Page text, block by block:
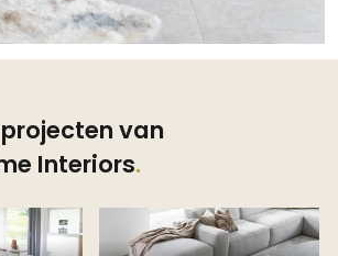
van
Interiors